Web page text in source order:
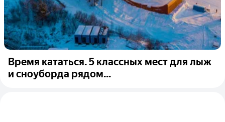
Время кататься. 5 классных мест для лыж
и сноуборда рядом...